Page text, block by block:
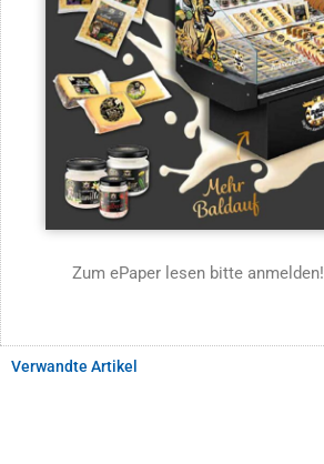
Zum ePaper lesen bitte anmelden!
Verwandte Artikel